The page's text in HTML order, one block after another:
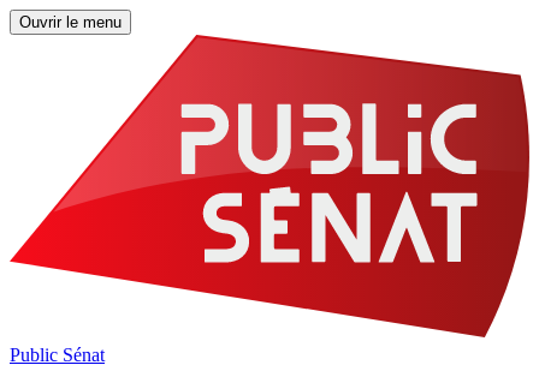
Ouvrir le menu
Public Sénat